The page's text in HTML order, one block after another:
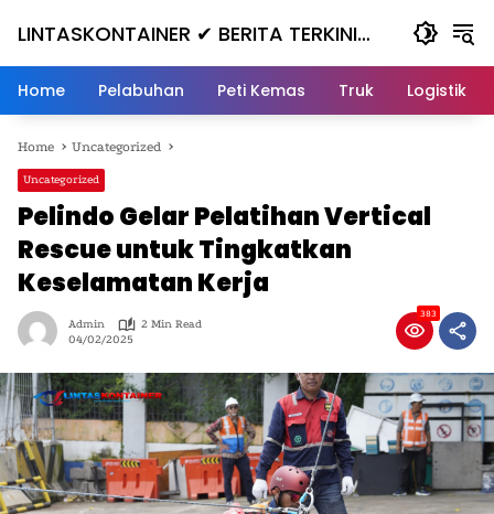
LINTASKONTAINER ✔ BERITA TERKINI
KONTAINER TERBARU HARI INI
Home Pelabuhan Peti Kemas Truk Logistik
Home Uncategorized
Uncategorized
Pelindo Gelar Pelatihan Vertical
Rescue untuk Tingkatkan
Keselamatan Kerja
Admin
2 Min Read
04/02/2025
383